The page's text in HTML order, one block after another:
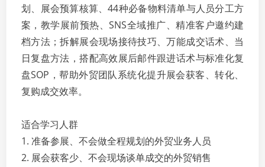
划、展会预算核算、44种必备物料清单与人员分工方
案，教学展前预热、SNS全域推广、精准客户邀约建
档方法；拆解展会现场接待技巧、万能成交话术、当
日复盘方法，搭配高效展后邮件跟进话术与标准化复
盘SOP，帮助外贸团队系统化提升展会获客、转化、
复购成交效率。
适合学习人群
1. 准备参展、不会做全程规划的外贸业务人员
2. 展会获客少、不会现场谈单成交的外贸销售